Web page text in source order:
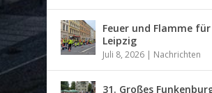
Feuer und Flamme für
Leipzig
Juli 8, 2026 | Nachrichten
31. Großes